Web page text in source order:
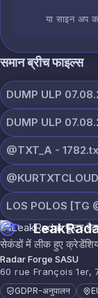
या साइन अप
समान ब्रीच फाइल्स
DUMP ULP
DUMP ULP
@TXT_A -
LOS POLOS [TG
सेकंडों में लीक हुए
Radar Forge SASU
60 rue François 1er,
GDPR-अनुपालन